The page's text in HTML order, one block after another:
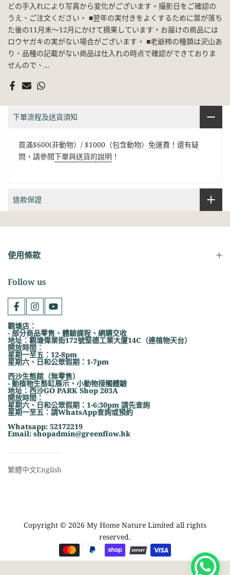
どの手入れにより写真から変化がございます。撮影日をご確認の
うえ、ご注文ください。 ■翌年の実付きをよくするために葉が落ち
た後の11月末～12月にかけて摘果しています。お届けの商品には
ロウヤガキの実がない場合がございます。 ■老爺柿の種類は沢山あ
り、品種の記載がない商品は仕入れの時点で確認ができておりま
せんので、...
下單流程及送貨須知
買滿$600(非動物）/ $1000（包含動物）免運費！還有疑
問，請參閱下單與送貨的說明 ！
退款保證
使用條款
Follow us
觀塘店：
- 部分商品零售、體驗課程、網購交收
地址：觀塘偉業街172號堅德工業大廈14C（連植物天台）
開放時間：
星期一至五：12-8pm
星期六、日和公眾假期：1-7pm
西沙生態館（無零售）
- 動植物生態缸展示、小動物接觸體驗
地址：西沙GO PARK Shop 203A
開放時間：
星期六、日和公眾假期：1-6:30pm 請先查詢
星期一至五：請WhatsApp查詢或預約
Whatsapp: 52172219
Email: shopadmin@greenflow.hk
繁體中文English
Copyright © 2026 My Home Nature Limited all rights
reserved.